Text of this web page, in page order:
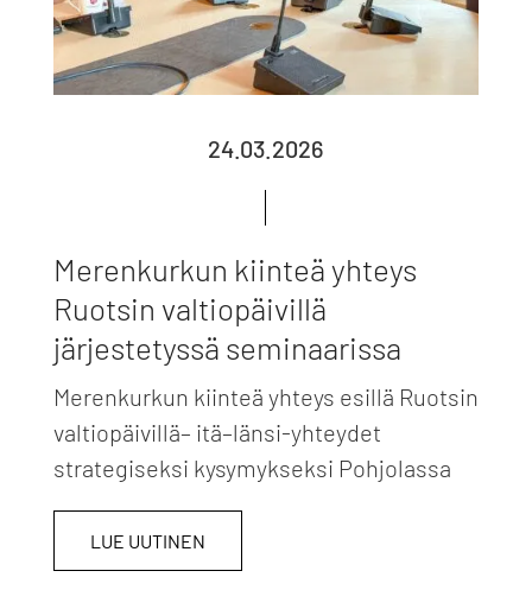
24.03.2026
Merenkurkun kiinteä yhteys
Ruotsin valtiopäivillä
järjestetyssä seminaarissa
Merenkurkun kiinteä yhteys esillä Ruotsin
valtiopäivillä– itä–länsi-yhteydet
strategiseksi kysymykseksi Pohjolassa
LUE UUTINEN